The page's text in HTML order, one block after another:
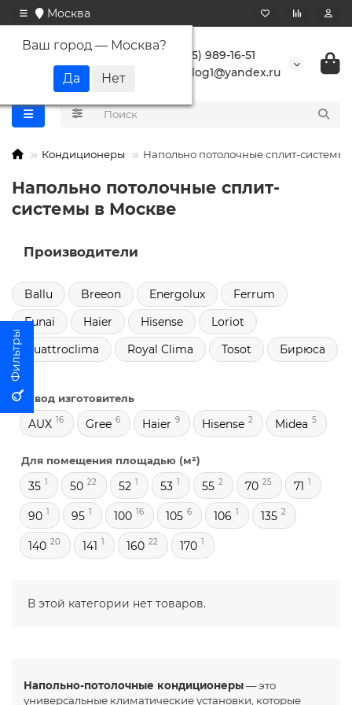
Москва
Ваш город — Москва?
+7 (495) 989-16-51
buranlog1@yandex.ru
Кондиционеры Напольно потолочные сплит-системы
Напольно потолочные сплит-
системы в Москве
Производители
Ballu Breeon Energolux
Ferrum
Funai
Haier Hisense
Loriot
Quattroclima
Royal Clima Tosot Бирюса
Завод изготовитель
AUX 16 Gree 6 Haier 9 Hisense 2 Midea 5
Для помещения площадью (м²)
35 1 50 22 52 1 53 1 55 2 70 25 71 1
90 1 95 1 100 16 105 6 106 1 135 2
140 20 141 1 160 22 170 1
В этой категории нет товаров.
Напольно-потолочные кондиционеры— это
универсальные климатические установки, которые